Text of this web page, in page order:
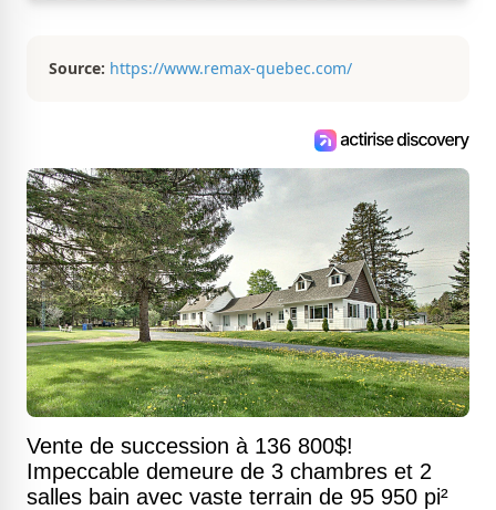
Source: https://www.remax-quebec.com/
Vente de succession à 136 800$!
Impeccable demeure de 3 chambres et 2
salles bain avec vaste terrain de 95 950 pi²